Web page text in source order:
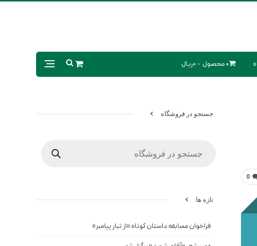
0 محصول 0ریال
0
جستجو در فروشگاه
تازه ها
فراخوان مسابقه داستان کوتاه «از تبار پیامبر»